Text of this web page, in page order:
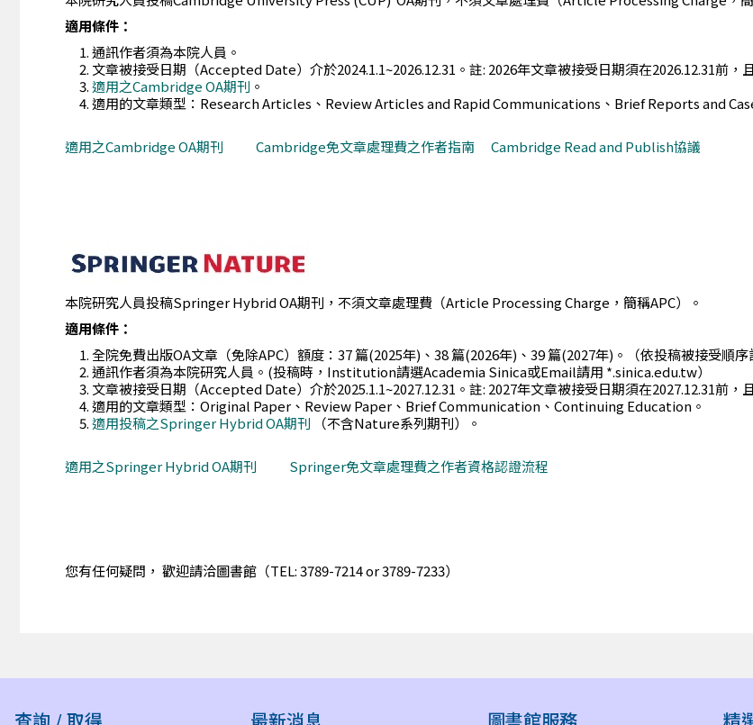
適用條件：
通訊作者須為本院人員。
文章被接受日期（Accepted Date）介於2024.1.1~2026.12.31。註: 2026年文章被接受日期須在2026.12.31前，
適用之Cambridge OA期刊 。
適用的文章類型：Research Articles、Review Articles and Rapid Communications、Brief Reports and
適用之Cambridge OA期刊 Cambridge免文章處理費之作者指南 Cambridge Read and Publish協議
本院研究人員投稿Springer Hybrid OA期刊，不須文章處理費（Article Processing Charge，簡稱APC）。
適用條件：
全院免費出版OA文章（免除APC）額度：37 篇(2025年)、38 篇(2026年)、39 篇(2027年)。（依投稿被接受順序
通訊作者須為本院研究人員。(投稿時，Institution請選Academia Sinica或Email請用 *.sinica.edu.tw）
文章被接受日期（Accepted Date）介於2025.1.1~2027.12.31。註: 2027年文章被接受日期須在2027.12.31前，
適用的文章類型：Original Paper、Review Paper、Brief Communication、Continuing Education。
適用投稿之Springer Hybrid OA期刊 （不含Nature系列期刊）。
適用之Springer Hybrid OA期刊 Springer免文章處理費之作者資格認證流程
您有任何疑問， 歡迎請洽圖書館（TEL: 3789-7214 or 3789-7233）